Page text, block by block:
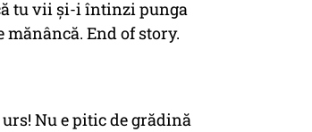
tu vii și-i întinzi punga
mănâncă. End of story.
Nu e pitic de grădină